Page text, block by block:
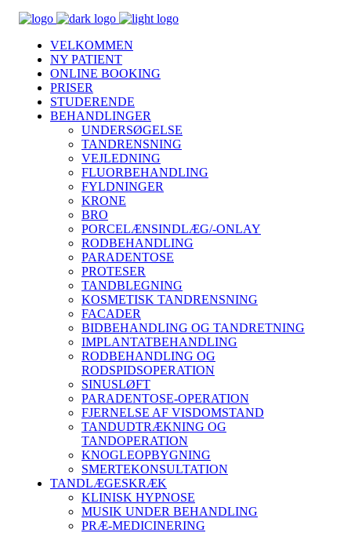
VELKOMMEN
NY PATIENT
ONLINE BOOKING
PRISER
STUDERENDE
BEHANDLINGER
UNDERSØGELSE
TANDRENSNING
VEJLEDNING
FLUORBEHANDLING
FYLDNINGER
KRONE
BRO
PORCELÆNSINDLÆG/-ONLAY
RODBEHANDLING
PARADENTOSE
PROTESER
TANDBLEGNING
KOSMETISK TANDRENSNING
FACADER
BIDBEHANDLING OG TANDRETNING
IMPLANTATBEHANDLING
RODBEHANDLING OG
RODSPIDSOPERATION
SINUSLØFT
PARADENTOSE-OPERATION
FJERNELSE AF VISDOMSTAND
TANDUDTRÆKNING OG
TANDOPERATION
KNOGLEOPBYGNING
SMERTEKONSULTATION
TANDLÆGESKRÆK
KLINISK HYPNOSE
MUSIK UNDER BEHANDLING
PRÆ-MEDICINERING